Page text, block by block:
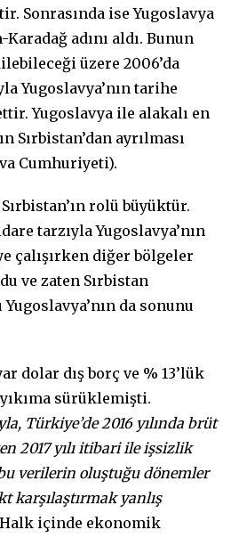
Sonrasında ise Yugoslavya
adını aldı. Bunun
üzere 2006’da
Yugoslavya’nın tarihe
Yugoslavya ile alakalı en
Sırbistan’dan ayrılması
Cumhuriyeti).
rolü büyüktür.
tarzıyla Yugoslavya’nın
çalışırken diğer bölgeler
ve zaten Sırbistan
da sonunu
dolar dış borç ve % 13’lük
sürüklemişti.
Türkiye’de 2016 yılında brüt
2017 yılı itibari ile işsizlik
verilerin oluştuğu dönemler
karşılaştırmak yanlış
içinde ekonomik